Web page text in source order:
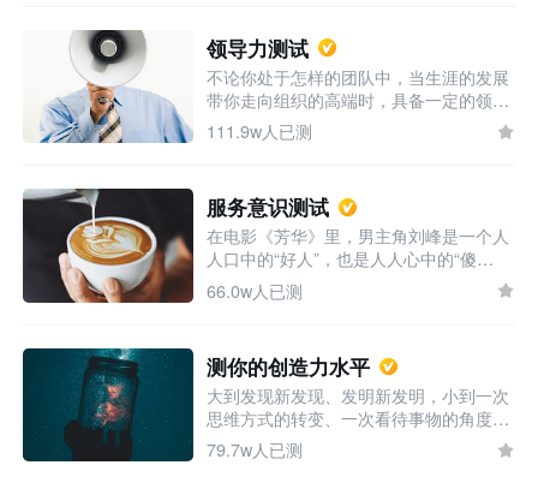
作精神，并给出提升建议。
领导力测试
不论你处于怎样的团队中，当生涯的发展
带你走向组织的高端时，具备一定的领导
力是必不可少的。想了解你的领导技能怎
么样吗，想知道自己能否成为合格的领导
111.9w人已测
服务意识测试
在电影《芳华》里，男主角刘峰是一个人
人口中的“好人”，也是人人心中的“傻
子”。但在年老后，他却是所有人里面活
得最自在的人。我们身边总是不缺乏这类
个人都有自己对于服务他人的理解，你的
服务精神如何呢，来测一测吧！
66.0w人已测
测你的创造力水平
大到发现新发现、发明新发明，小到一次
思维方式的转变、一次看待事物的角度的
转变都可以称之为创造，因而创造力既是
明确的又是宽泛的，想知道自己的创造力
79.7w人已测